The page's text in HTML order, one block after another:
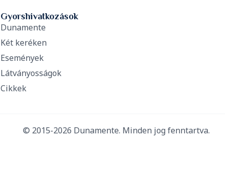
Gyorshivatkozások
Dunamente
Két keréken
Események
Látványosságok
Cikkek
© 2015-2026 Dunamente. Minden jog fenntartva.